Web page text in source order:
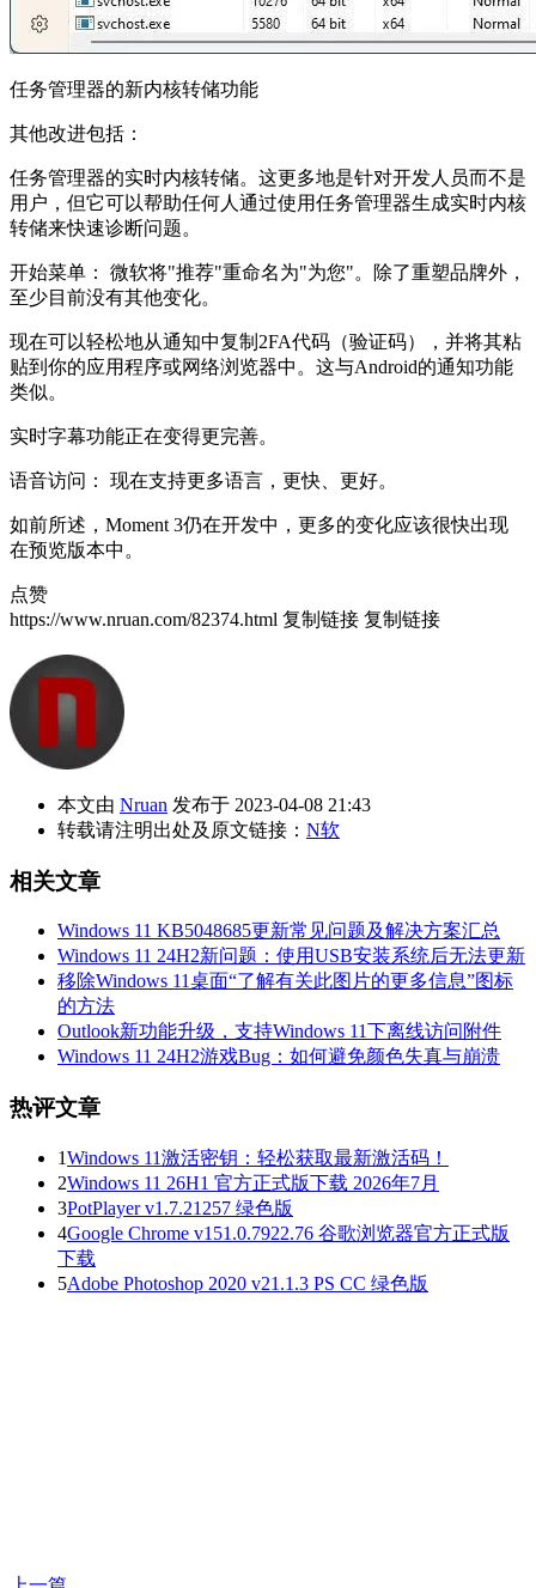
任务管理器的新内核转储功能
其他改进包括：
任务管理器的实时内核转储。这更多地是针对开发人员而不是
用户，但它可以帮助任何人通过使用任务管理器生成实时内核
转储来快速诊断问题。
开始菜单： 微软将"推荐"重命名为"为您"。除了重塑品牌外，
至少目前没有其他变化。
现在可以轻松地从通知中复制2FA代码（验证码），并将其粘
贴到你的应用程序或网络浏览器中。这与Android的通知功能
类似。
实时字幕功能正在变得更完善。
语音访问： 现在支持更多语言，更快、更好。
如前所述，Moment 3仍在开发中，更多的变化应该很快出现
在预览版本中。
点赞
https://www.nruan.com/82374.html 复制链接 复制链接
本文由 Nruan 发布于 2023-04-08 21:43
转载请注明出处及原文链接： N软
相关文章
Windows 11 KB5048685更新常见问题及解决方案汇总
Windows 11 24H2新问题：使用USB安装系统后无法更新
移除Windows 11桌面“了解有关此图片的更多信息”图标
的方法
Outlook新功能升级，支持Windows 11下离线访问附件
Windows 11 24H2游戏Bug：如何避免颜色失真与崩溃
热评文章
1Windows 11激活密钥：轻松获取最新激活码！
2Windows 11 26H1 官方正式版下载 2026年7月
3PotPlayer v1.7.21257 绿色版
4Google Chrome v151.0.7922.76 谷歌浏览器官方正式版
下载
5Adobe Photoshop 2020 v21.1.3 PS CC 绿色版